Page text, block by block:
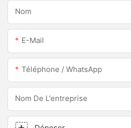
Nom
E-Mail
Téléphone / WhatsApp
Nom De L'entreprise